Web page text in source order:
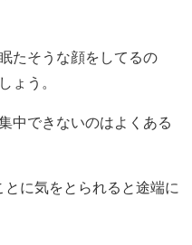
たそうな顔をしてるの
ょう。
中できないのはよくある
に気をとられると途端に